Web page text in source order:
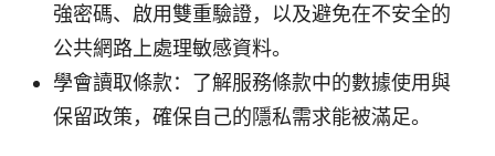
強密碼、啟用雙重驗證，以及避免在不安全的
公共網路上處理敏感資料。
學會讀取條款：了解服務條款中的數據使用與
保留政策，確保自己的隱私需求能被滿足。